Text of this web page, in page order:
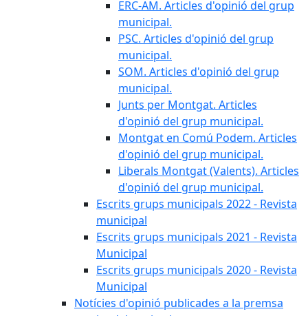
ERC-AM. Articles d'opinió del grup
municipal.
PSC. Articles d'opinió del grup
municipal.
SOM. Articles d'opinió del grup
municipal.
Junts per Montgat. Articles
d'opinió del grup municipal.
Montgat en Comú Podem. Articles
d'opinió del grup municipal.
Liberals Montgat (Valents). Articles
d'opinió del grup municipal.
Escrits grups municipals 2022 - Revista
municipal
Escrits grups municipals 2021 - Revista
Municipal
Escrits grups municipals 2020 - Revista
Municipal
Notícies d'opinió publicades a la premsa